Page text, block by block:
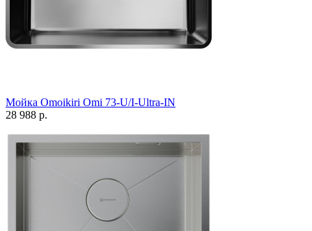
Мойка Omoikiri Omi 73-U/I-Ultra-IN
28 988 р.